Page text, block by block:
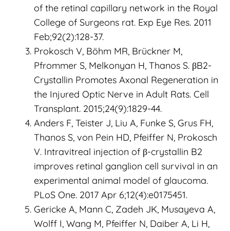
of the retinal capillary network in the Royal
College of Surgeons rat. Exp Eye Res. 2011
Feb;92(2):128-37.
Prokosch V, Böhm MR, Brückner M,
Pfrommer S, Melkonyan H, Thanos S. βB2-
Crystallin Promotes Axonal Regeneration in
the Injured Optic Nerve in Adult Rats. Cell
Transplant. 2015;24(9):1829-44.
Anders F, Teister J, Liu A, Funke S, Grus FH,
Thanos S, von Pein HD, Pfeiffer N, Prokosch
V. Intravitreal injection of β-crystallin B2
improves retinal ganglion cell survival in an
experimental animal model of glaucoma.
PLoS One. 2017 Apr 6;12(4):e0175451.
Gericke A, Mann C, Zadeh JK, Musayeva A,
Wolff I, Wang M, Pfeiffer N, Daiber A, Li H,